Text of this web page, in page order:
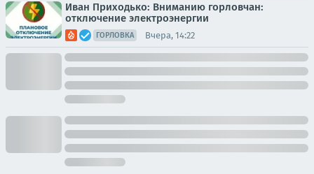
Иван Приходько: Вниманию горловчан:
отключение электроэнергии
ГОРЛОВКА Вчера, 14:22